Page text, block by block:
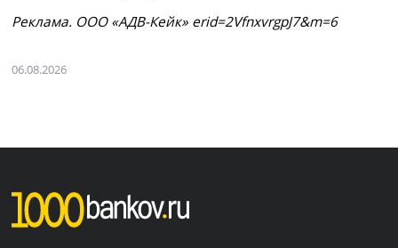
Рeклaмa. ООО «АДВ-Кейк» erid=2VfnxvrgpJ7&m=6
06.08.2026